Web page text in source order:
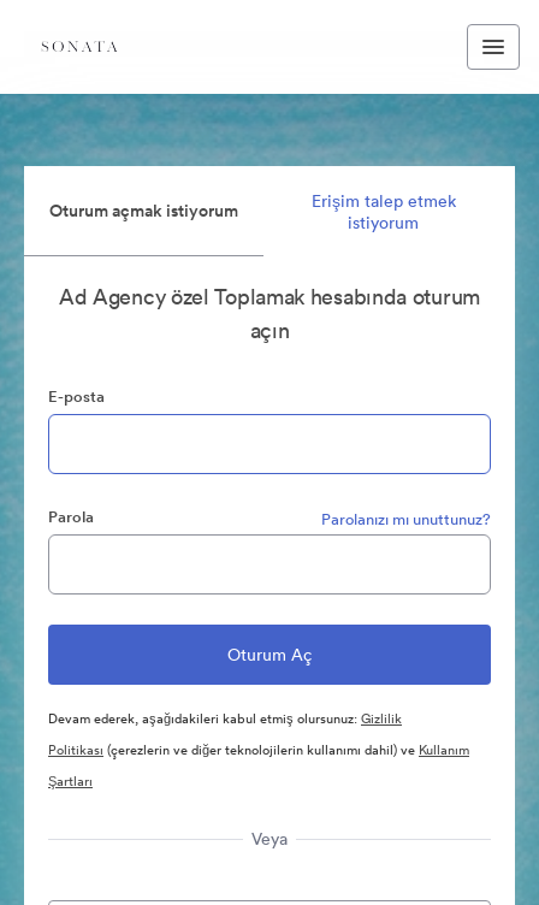
Oturum açmak istiyorum
Erişim talep etmek
istiyorum
Ad Agency özel Toplamak hesabında oturum
açın
E-posta
Parola Parolanızı mı unuttunuz?
Devam ederek, aşağıdakileri kabul etmiş olursunuz:Gizlilik
Politikası (çerezlerin ve diğer teknolojilerin kullanımı dahil) ve Kullanım
Şartları
Veya